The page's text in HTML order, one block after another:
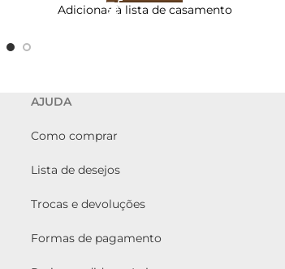
Adicionar à lista de casamento
AJUDA
Como comprar
Lista de desejos
Trocas e devoluções
Formas de pagamento